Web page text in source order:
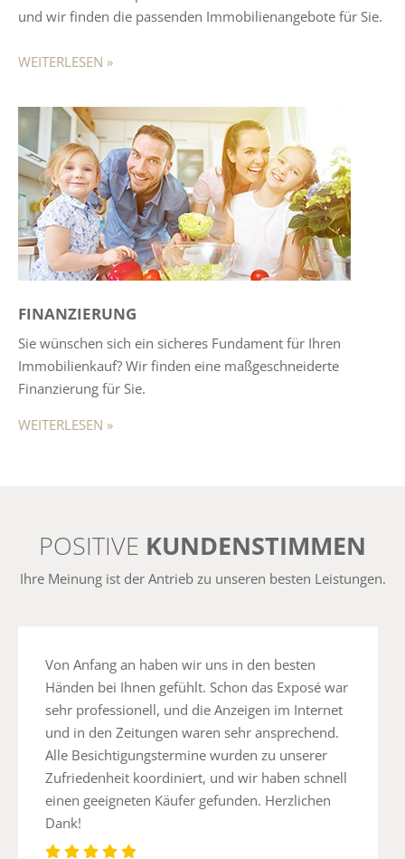
und wir finden die passenden Immobilienangebote für Sie.
WEITERLESEN »
FINANZIERUNG
Sie wünschen sich ein sicheres Fundament für Ihren
Immobilienkauf? Wir finden eine maßgeschneiderte
Finanzierung für Sie.
WEITERLESEN »
POSITIVE KUNDENSTIMMEN
Ihre Meinung ist der Antrieb zu unseren besten Leistungen.
Von Anfang an haben wir uns in den besten
Händen bei Ihnen gefühlt. Schon das Exposé war
sehr professionell, und die Anzeigen im Internet
und in den Zeitungen waren sehr ansprechend.
Alle Besichtigungstermine wurden zu unserer
Zufriedenheit koordiniert, und wir haben schnell
einen geeigneten Käufer gefunden. Herzlichen
Dank!